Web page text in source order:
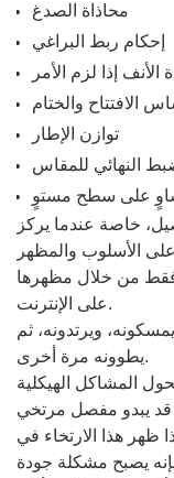
محاذاة الصدغ
إحكام ربط البراغي
إذا لزم الأمر
الافتتاح والختام
توازن الإطار
النهائي للمقاس
على سطح مستوٍ
خاصة عندما يركز
فقط من خلال مظهرها
على الإنترنت.
ويرتدونه، ثم
يطوونه مرة أخرى.
المشاكل الهيكلية
قد يبدو مفصل مرتخي
ظهر هذا الارتخاء في